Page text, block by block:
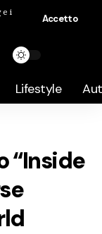
e i
Accetto
Lifestyle
“Inside